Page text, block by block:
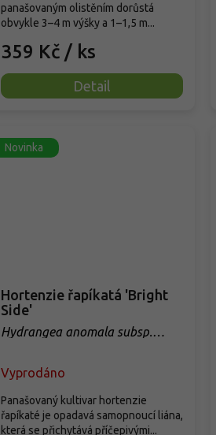
359 Kč / ks
Detail
panašovaným olistěním dorůstá
obvykle 3–4 m výšky a 1–1,5 m...
Novinka
Hortenzie řapíkatá 'Bright
Side'
Hydrangea anomala subsp.
Vyprodáno
Panašovaný kultivar hortenzie
řapíkaté je opadavá samopnoucí liána,
která se přichytává příčepivými...